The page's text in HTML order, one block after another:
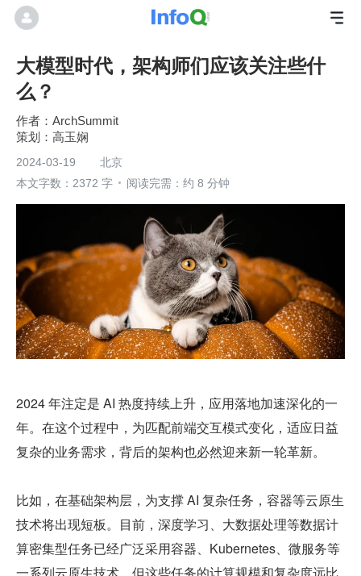
大模型时代，架构师们应该关注些什
么？
ArchSummit
高玉娴
2024-03-19
北京
本文字数：2372 字
阅读完需：约 8 分钟
2024 年注定是 AI 热度持续上升，应用落地加速深化的一
年。在这个过程中，为匹配前端交互模式变化，适应日益
复杂的业务需求，背后的架构也必然迎来新一轮革新。
比如，在基础架构层，为支撑 AI 复杂任务，容器等云原生
技术将出现短板。目前，深度学习、大数据处理等数据计
算密集型任务已经广泛采用容器、Kubernetes、微服务等